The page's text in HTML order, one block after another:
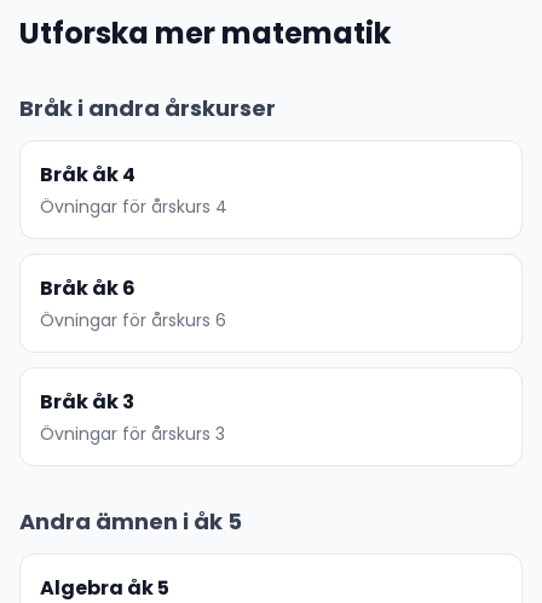
Utforska mer matematik
Bråk i andra årskurser
Bråk åk 4
Övningar för årskurs 4
Bråk åk 6
Övningar för årskurs 6
Bråk åk 3
Övningar för årskurs 3
Andra ämnen i åk 5
Algebra åk 5